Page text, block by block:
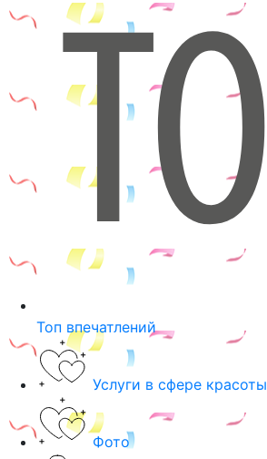
Топ впечатлений
Услуги в сфере красоты
Фото